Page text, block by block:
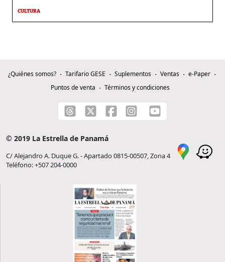
CULTURA
¿Quiénes somos? Tarifario GESE Suplementos Ventas
e-Paper
Puntos de venta
Términos y condiciones
© 2019 La Estrella de Panamá
C/ Alejandro A. Duque G. - Apartado 0815-00507, Zona 4
Teléfono: +507 204-0000